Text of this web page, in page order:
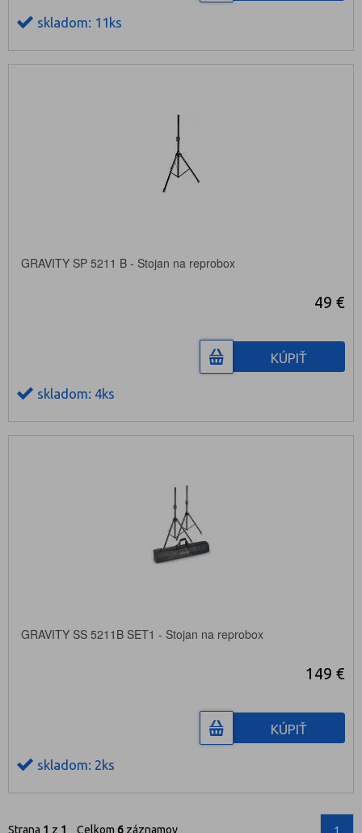
skladom: 11ks
GRAVITY SP 5211 B - Stojan na reprobox
49 €
KÚPIŤ
skladom: 4ks
GRAVITY SS 5211B SET1 - Stojan na reprobox
149 €
KÚPIŤ
skladom: 2ks
Strana 1 z 1 Celkom 6 záznamov 1